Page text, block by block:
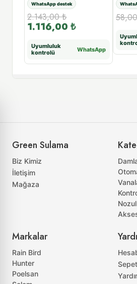
WhatsApp destek
2.143,00₺
1.116,00 ₺
Uyumluluk
kontrolü
WhatsApp
Green Sulama
Biz Kimiz
İletişim
Mağaza
Markalar
Rain Bird
Hunter
Poelsan